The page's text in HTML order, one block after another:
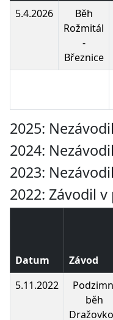
5.4.2026
Běh
Rožmitál
-
Březnice
2025:
2024:
2023:
2022: Závodil
Datum Závod
5.11.2022
běh